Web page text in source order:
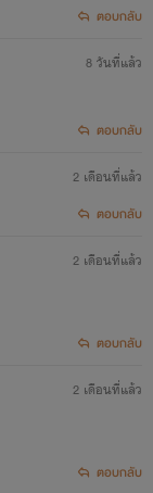
ตอบกลับ
8 วันที่แล้ว
ตอบกลับ
2 เดือนที่แล้ว
ตอบกลับ
2 เดือนที่แล้ว
ตอบกลับ
2 เดือนที่แล้ว
ตอบกลับ